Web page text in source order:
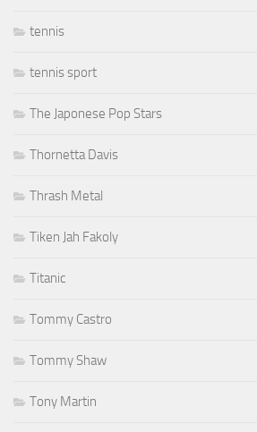
tennis
tennis sport
The Japonese Pop Stars
Thornetta Davis
Thrash Metal
Tiken Jah Fakoly
Titanic
Tommy Castro
Tommy Shaw
Tony Martin